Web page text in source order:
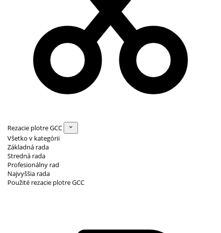
Rezacie plotre GCC
Všetko v kategórii
Základná rada
Stredná rada
Profesionálny rad
Najvyššia rada
Použité rezacie plotre GCC